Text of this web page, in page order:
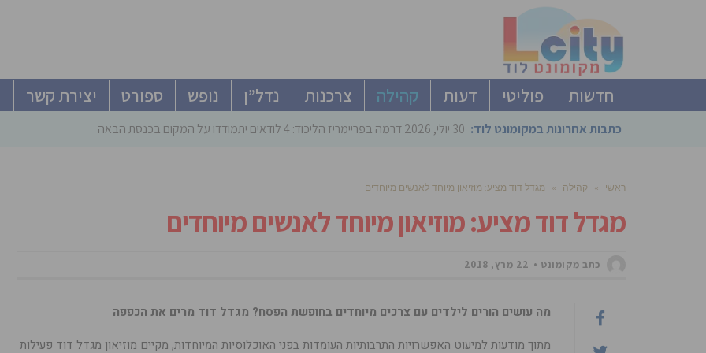
חדשות פוליטי דעות קהילה צרכנות נדל”ן נופש ספורט יצירת קשר
כתבות אחרונות במקומונט לוד: 30 יולי, 2026 דרמה בפריימריז הליכוד: 4 לודאים יתמודדו על המקום בכנסת הבאה
ראשי » קהילה » מגדל דוד מציע: מוזיאון מיוחד לאנשים מיוחדים
מגדל דוד מציע: מוזיאון מיוחד לאנשים מיוחדים
כתב מקומונט 22 מרץ, 2018
מה עושים הורים לילדים עם צרכים מיוחדים בחופשת הפסח? מגדל דוד מרים את הכפפה
מתוך מודעות למיעוט האפשרויות התרבותיות העומדות בפני האוכלוסיות המיוחדות, מקיים מוזיאון מגדל דוד פעילות